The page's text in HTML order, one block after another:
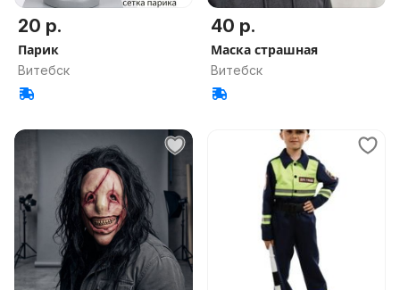
20 р.
Парик
Витебск
40 р.
Маска страшная
Витебск